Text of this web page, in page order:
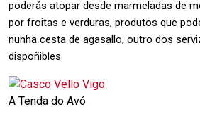
poderás atopar desde marmeladas de
por froitas e verduras, produtos que
nunha cesta de agasallo, outro dos
dispoñibles.
A Tenda do Avó